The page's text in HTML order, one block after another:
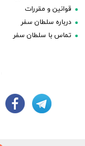
قوانین و مقررات
درباره سلطان سفر
تماس با سلطان سفر